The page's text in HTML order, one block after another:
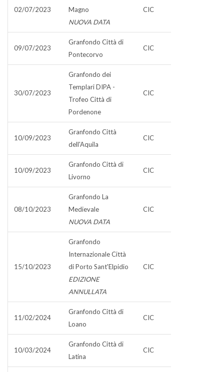
02/07/2023
Magno
NUOVA DATA
CIC
09/07/2023
Granfondo Città di
Pontecorvo
CIC
30/07/2023
Granfondo dei
Templari DIPA -
Trofeo Città di
Pordenone
CIC
10/09/2023
Granfondo Città
dell'Aquila
CIC
10/09/2023
Granfondo Città di
Livorno
CIC
08/10/2023
Granfondo La
Medievale
NUOVA DATA
CIC
15/10/2023
Granfondo
Internazionale Città
di Porto Sant'Elpidio
EDIZIONE
ANNULLATA
CIC
11/02/2024
Granfondo Città di
Loano
CIC
10/03/2024
Granfondo Città di
Latina
CIC